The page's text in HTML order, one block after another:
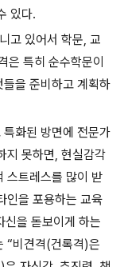
있다.
고 있어서 학문, 교
은 특히 순수학문이
을 준비하고 계획하
화된 방면에 전문가
지 못하면, 현실감각
스트레스를 많이 받
인을 포용하는 교육
신을 돋보이게 하는
“비견격(건록격)은